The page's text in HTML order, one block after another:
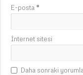
E-posta *
İnternet sitesi
Daha sonraki